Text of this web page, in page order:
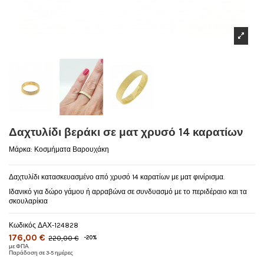
Δαχτυλίδι βεράκι σε ματ χρυσό 14 καρατίων
Μάρκα: Κοσμήματα Βαρουχάκη
Δαχτυλίδι κατασκευασμένο από χρυσό 14 καρατίων με ματ φινίρισμα.
Ιδανικό για δώρο γάμου ή αρραβώνα σε συνδυασμό με το περιδέραιο και τα
σκουλαρίκια
Κωδικός ΔΑΧ-124828
176,00 € 220,00 € -20%
με ΦΠΑ
Παράδοση σε 3-5 ημέρες